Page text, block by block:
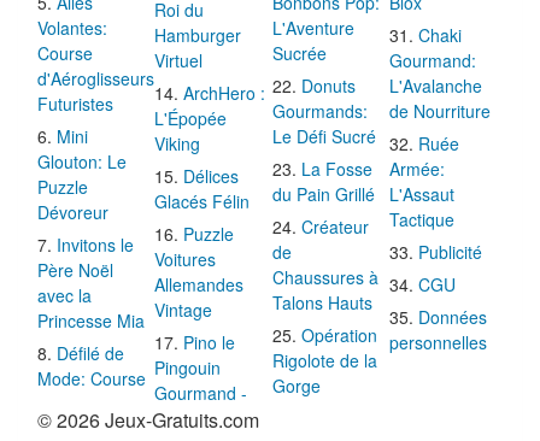
Volantes:
Course
d'Aéroglisseurs
Futuristes
Mini
Glouton: Le
Puzzle
Dévoreur
Invitons le
Père Noël
avec la
Princesse Mia
Défilé de
Mode: Course
Roi du
Hamburger
Virtuel
ArchHero :
L'Épopée
Viking
Délices
Glacés Félin
Puzzle
Voitures
Allemandes
Vintage
Pino le
Pingouin
Gourmand -
L'Aventure
Sucrée
Donuts
Gourmands:
Le Défi Sucré
La Fosse
du Pain Grillé
Créateur
de
Chaussures à
Talons Hauts
Opération
Rigolote de la
Gorge
Chaki
Gourmand:
L'Avalanche
de Nourriture
Ruée
Armée:
L'Assaut
Tactique
Publicité
CGU
Données
personnelles
© 2026 Jeux-Gratuits.com